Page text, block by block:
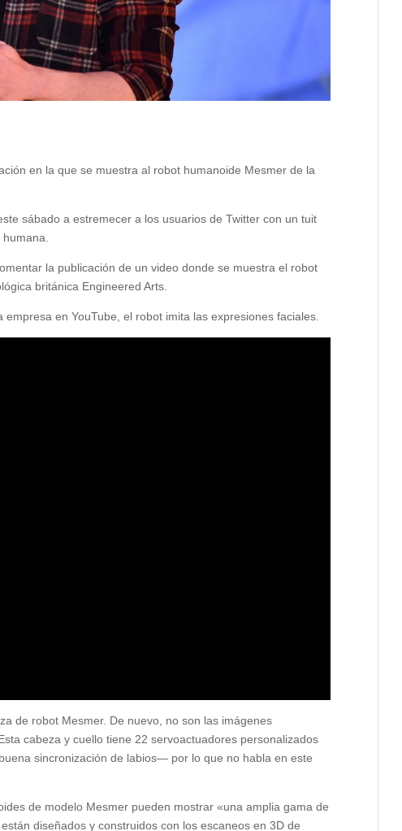
en la que se muestra al robot humanoide Mesmer de la
sábado a estremecer a los usuarios de Twitter con un tuit
la publicación de un video donde se muestra el robot
británica Engineered Arts.
en YouTube, el robot imita las expresiones faciales.
de robot Mesmer. De nuevo, no son las imágenes
cabeza y cuello tiene 22 servoactuadores personalizados
sincronización de labios— por lo que no habla en este
de modelo Mesmer pueden mostrar «una amplia gama de
diseñados y construidos con los escaneos en 3D de